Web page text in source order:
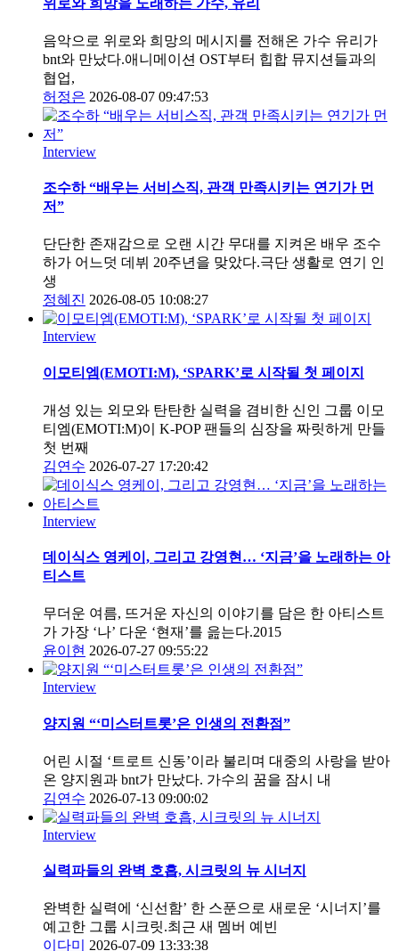
음악으로 위로와 희망의 메시지를 전해온 가수 유리가
bnt와 만났다.애니메이션 OST부터 힙합 뮤지션들과의
협업,
허정은 2026-08-07 09:47:53
Interview
조수하 “배우는 서비스직, 관객 만족시키는 연기가 먼
저”
단단한 존재감으로 오랜 시간 무대를 지켜온 배우 조수
하가 어느덧 데뷔 20주년을 맞았다.극단 생활로 연기 인
생
정혜진 2026-08-05 10:08:27
Interview
이모티엠(EMOTI:M), ‘SPARK’로 시작될 첫 페이지
개성 있는 외모와 탄탄한 실력을 겸비한 신인 그룹 이모
티엠(EMOTI:M)이 K-POP 팬들의 심장을 짜릿하게 만들
첫 번째
김연수 2026-07-27 17:20:42
Interview
데이식스 영케이, 그리고 강영현… ‘지금’을 노래하는 아
티스트
무더운 여름, 뜨거운 자신의 이야기를 담은 한 아티스트
가 가장 ‘나’ 다운 ‘현재’를 읊는다.2015
윤이현 2026-07-27 09:55:22
Interview
양지원 “‘미스터트롯’은 인생의 전환점”
어린 시절 ‘트로트 신동’이라 불리며 대중의 사랑을 받아
온 양지원과 bnt가 만났다. 가수의 꿈을 잠시 내
김연수 2026-07-13 09:00:02
Interview
실력파들의 완벽 호흡, 시크릿의 뉴 시너지
완벽한 실력에 ‘신선함’ 한 스푼으로 새로운 ‘시너지’를
예고한 그룹 시크릿.최근 새 멤버 예빈
이다미
2026-07-09 13:33:38